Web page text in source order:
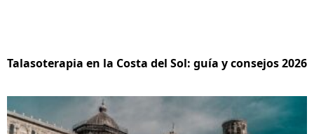
Talasoterapia en la Costa del Sol: guía y consejos 2026